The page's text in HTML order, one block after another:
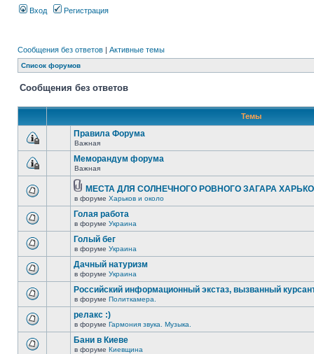
Вход Регистрация
Сообщения без ответов | Активные темы
Список форумов
Сообщения без ответов
Темы
Правила Форума
Важная
Меморандум форума
Важная
МЕСТА ДЛЯ СОЛНЕЧНОГО РОВНОГО ЗАГАРА
в форуме Харьков и около
Голая работа
в форуме Украина
Голый бег
в форуме Украина
Дачный натуризм
в форуме Украина
Российский информационный экстаз, вызванный
в форуме Политкамера.
релакс :)
в форуме Гармония звука. Музыка.
Бани в Киеве
в форуме Киевщина